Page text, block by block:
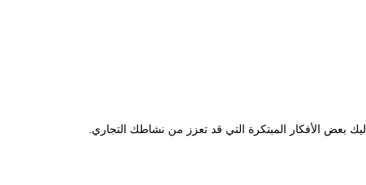
بعض الأفكار المبتكرة التي قد تعزز من نشاطك التجاري.